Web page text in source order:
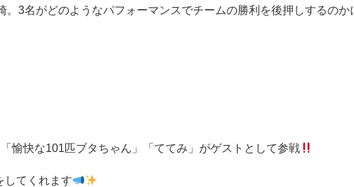
3名がどのようなパフォーマンスでチームの勝利を後押しするのか
愉快な101匹ブタちゃん」「ててみ」がゲストとして参戦
してくれます